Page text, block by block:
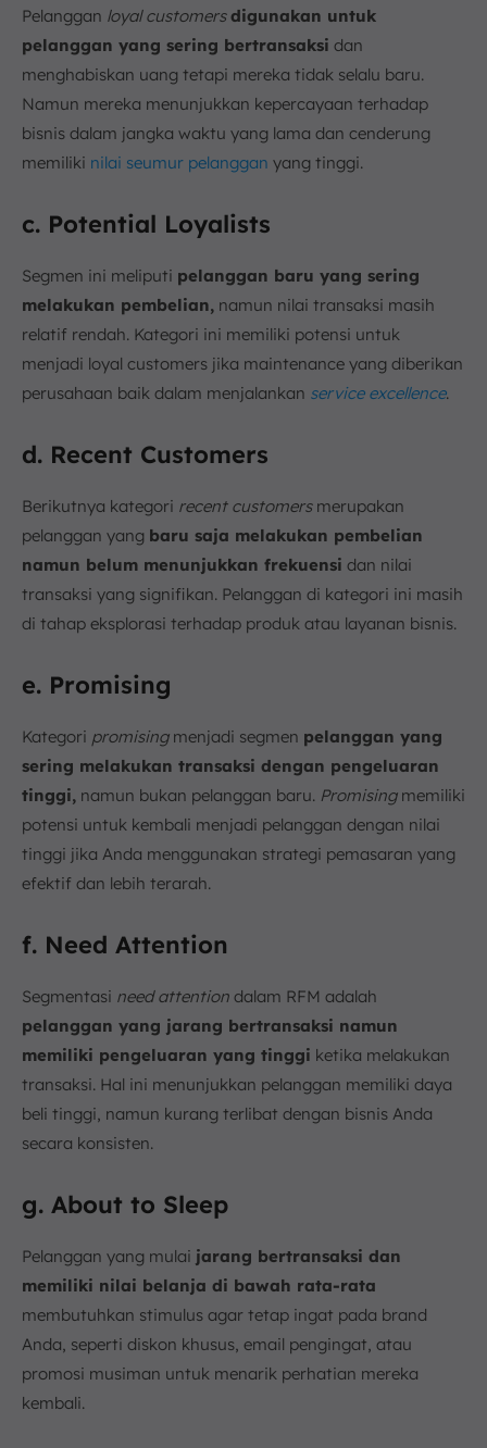
Pelanggan loyal customers digunakan untuk
pelanggan yang sering bertransaksi dan
menghabiskan uang tetapi mereka tidak selalu baru.
Namun mereka menunjukkan kepercayaan terhadap
bisnis dalam jangka waktu yang lama dan cenderung
memiliki nilai seumur pelanggan yang tinggi.
c. Potential Loyalists
Segmen ini meliputi pelanggan baru yang sering
melakukan pembelian, namun nilai transaksi masih
relatif rendah. Kategori ini memiliki potensi untuk
menjadi loyal customers jika maintenance yang diberikan
perusahaan baik dalam menjalankan service excellence.
d. Recent Customers
Berikutnya kategori recent customersmerupakan
pelanggan yang baru saja melakukan pembelian
namun belum menunjukkan frekuensi dan nilai
transaksi yang signifikan. Pelanggan di kategori ini masih
di tahap eksplorasi terhadap produk atau layanan bisnis.
e. Promising
Kategori promisingmenjadi segmen pelanggan yang
sering melakukan transaksi dengan pengeluaran
tinggi, namun bukan pelanggan baru. Promisingmemiliki
potensi untuk kembali menjadi pelanggan dengan nilai
tinggi jika Anda menggunakan strategi pemasaran yang
efektif dan lebih terarah.
f. Need Attention
Segmentasi need attention dalam RFM adalah
pelanggan yang jarang bertransaksi namun
memiliki pengeluaran yang tinggi ketika melakukan
transaksi. Hal ini menunjukkan pelanggan memiliki daya
beli tinggi, namun kurang terlibat dengan bisnis Anda
secara konsisten.
g. About to Sleep
Pelanggan yang mulai jarang bertransaksi dan
memiliki nilai belanja di bawah rata-rata
membutuhkan stimulus agar tetap ingat pada brand
Anda, seperti diskon khusus, email pengingat, atau
promosi musiman untuk menarik perhatian mereka
kembali.